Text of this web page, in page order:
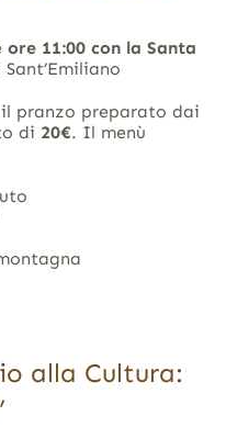
ore 11:00con la Santa
pranzo preparato dai
di 20€. Il menù
alla Cultura: